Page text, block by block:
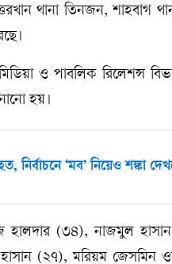
থানা তিনজন, শাহবাগ
ও পাবলিক রিলেশন্স
হয়।
নির্বাচনে ‘মব’ নিয়েও শঙ্কা
হালদার (৩৪), নাজমুল
(২৭), মরিয়ম জেসমিন